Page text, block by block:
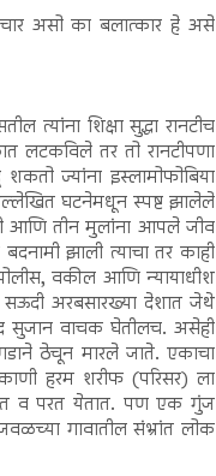
असो का बलात्कार हे असे
त्यांना शिक्षा सुद्धा रानटीच
लटकविले तर तो रानटीपणा
ज्यांना इस्लामोफोबिया
घटनेमधून स्पष्ट झालेले
आणि तीन मुलांना आपले जीव
झाली त्याचा तर काही
वकील आणि न्यायाधीश
सऊदी अरबसारख्या देशात जेथे
सुजान वाचक घेतीलच. असेही
ठेचून मारले जाते. एकाचा
हरम शरीफ (परिसर) ला
व परत येतात. पण एक गुंज
गावातील संभ्रांत लोक